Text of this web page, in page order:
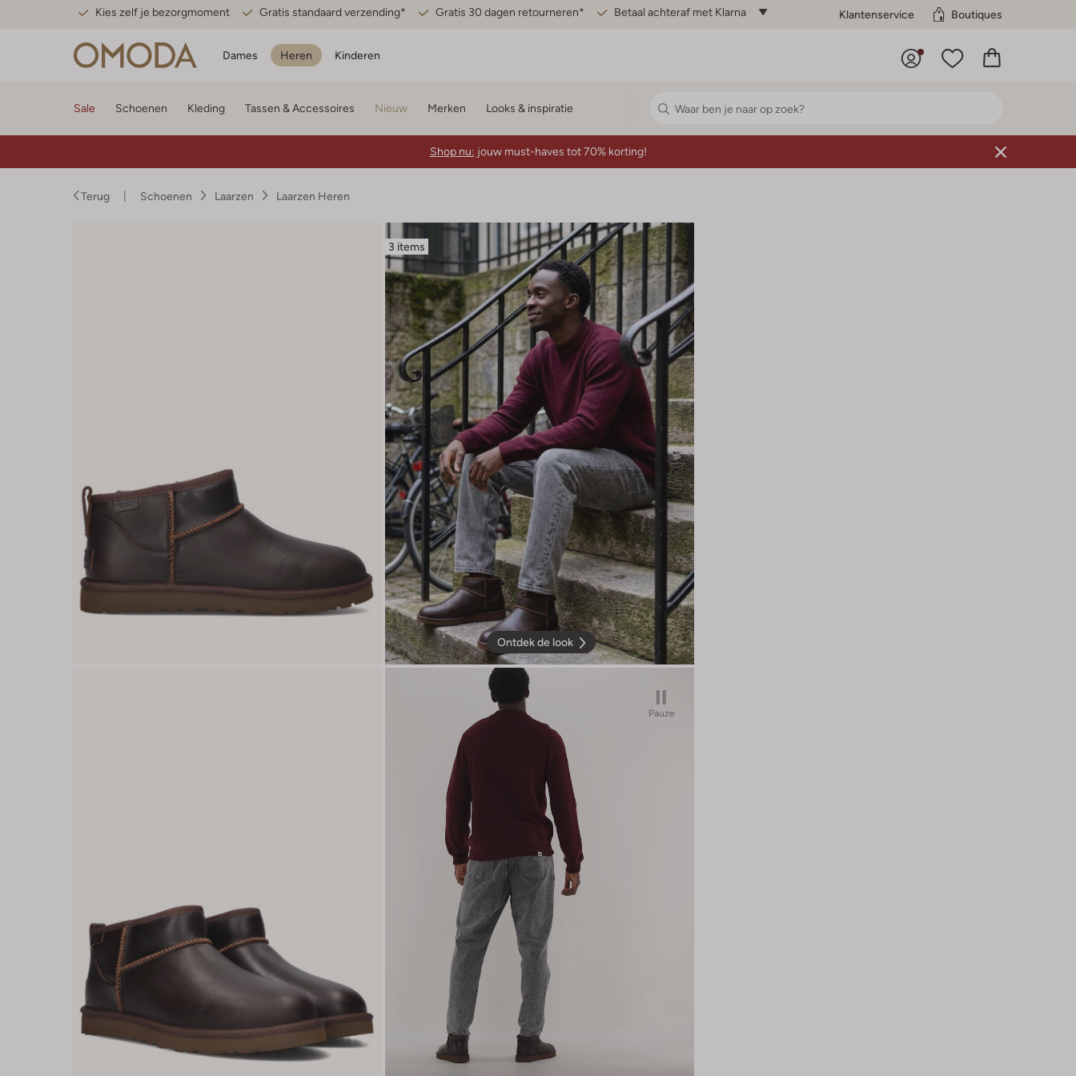
Kies zelf je bezorgmoment Gratis standaard verzending* Gratis 30 dagen retourneren* Betaal achteraf met Klarna Klantenservice Boutiques
Dames Heren Kinderen
Sale Schoenen Kleding Tassen & Accessoires Nieuw Merken Looks & inspiratie
Shop nu: jouw must-haves tot 70% korting!
Terug Schoenen Laarzen Laarzen Heren
3 items
Ontdek de look
Pauze